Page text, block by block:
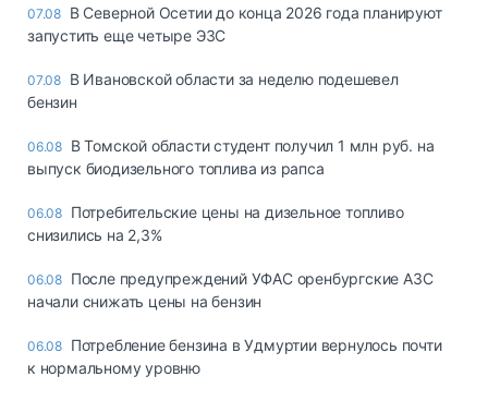
07.08 В Северной Осетии до конца 2026 года планируют
запустить еще четыре ЭЗС
07.08 В Ивановской области за неделю подешевел
бензин
06.08 В Томской области студент получил 1 млн руб. на
выпуск биодизельного топлива из рапса
06.08 Потребительские цены на дизельное топливо
снизились на 2,3%
06.08 После предупреждений УФАС оренбургские АЗС
начали снижать цены на бензин
06.08 Потребление бензина в Удмуртии вернулось почти
к нормальному уровню